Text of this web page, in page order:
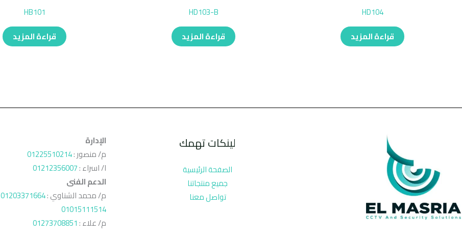
HD104
قراءة المزيد
HD103-B
قراءة المزيد
HB101
قراءة المزيد
لينكات تهمك
الصفحة الرئيسية
جميع منتجاتنا
تواصل معنا
الإدارة
م/ منصور :01225510214
ا/ اسراء :01212356007
الدعم الفنى
م/ محمد الشناوي :01203371664
01015111514
م/ علاء :01273708851